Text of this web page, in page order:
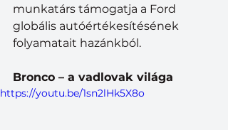
munkatárs támogatja a Ford
globális autóértékesítésének
folyamatait hazánkból.
Bronco – a vadlovak világa
https://youtu.be/1sn2lHk5X8o